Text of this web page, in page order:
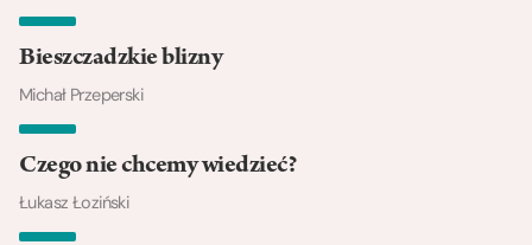
Bieszczadzkie blizny
Michał Przeperski
Czego nie chcemy wiedzieć?
Łukasz Łoziński